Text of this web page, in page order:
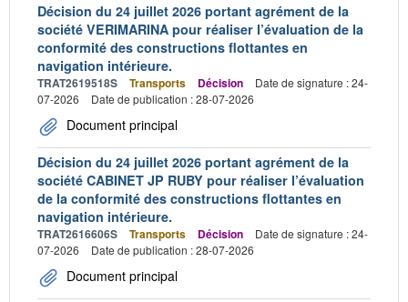
Décision du 24 juillet 2026 portant agrément de la
société VERIMARINA pour réaliser l’évaluation de la
conformité des constructions flottantes en
navigation intérieure.
TRAT2619518S Transports Décision
Date de signature : 24-
07-2026
Date de publication : 28-07-2026
Document principal
Décision du 24 juillet 2026 portant agrément de la
société CABINET JP RUBY pour réaliser l’évaluation
de la conformité des constructions flottantes en
navigation intérieure.
TRAT2616606S Transports Décision
Date de signature : 24-
07-2026
Date de publication : 28-07-2026
Document principal